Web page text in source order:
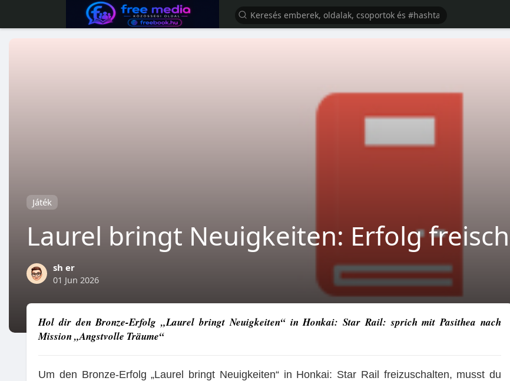
Játék
Laurel bringt Neuigkeiten: Erfolg
sh er
01 Jun 2026
Hol dir den Bronze-Erfolg „Laurel bringt Neuigkeiten“ in Honkai: Star Rail: sprich mit Pasithea nach
Mission „Angstvolle Träume“
Um den Bronze-Erfolg „Laurel bringt Neuigkeiten“ in Honkai: Star Rail freizuschalten, musst du